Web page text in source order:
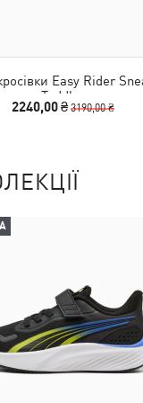
Easy Rider
Toddler
2240,00 ₴3190,00 ₴